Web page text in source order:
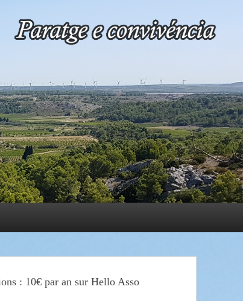
: 10€ par an sur Hello Asso